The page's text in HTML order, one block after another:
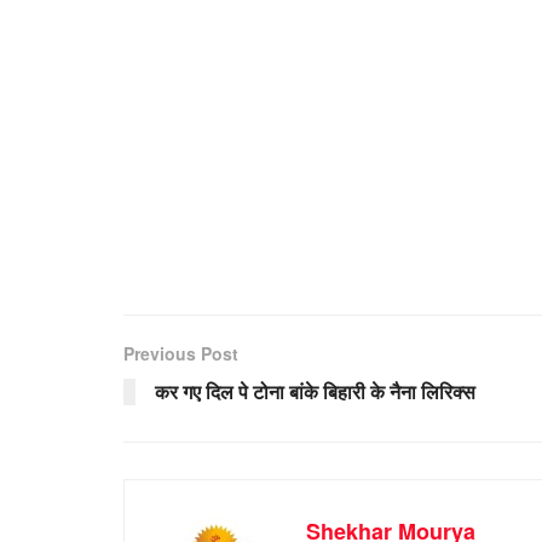
Previous Post
कर गए दिल पे टोना बांके बिहारी के नैना लिरिक्स
Shekhar Mourya